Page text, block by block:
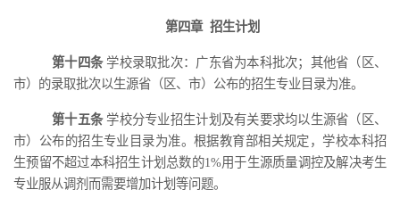
第四章 招生计划
第十四条 学校录取批次：广东省为本科批次； 其他省 （ 区、
市）的录取批次以生源省（区、市）公布的招生专业目录为准。
第十五条 学校分专业招生计划及有关要求均以生源省（区、
市）公布的招生专业目录为准。根据教育部相关规定，学校本科招
生预留不超过本科招生计划总数的1%用于生源质量调控及解决考生
专业服从调剂而需要增加计划等问题。